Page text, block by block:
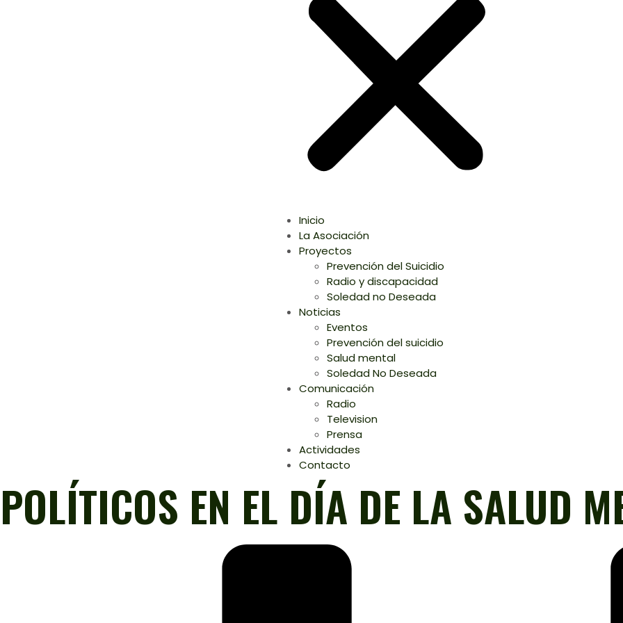
Inicio
La Asociación
Proyectos
Prevención del Suicidio
Radio y discapacidad
Soledad no Deseada
Noticias
Eventos
Prevención del suicidio
Salud mental
Soledad No Deseada
Comunicación
Radio
Television
Prensa
Actividades
Contacto
POLÍTICOS EN EL DÍA DE LA SALUD